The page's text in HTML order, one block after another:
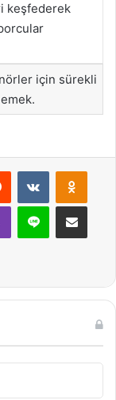
keşfederek
için sürekli
Reddit VKontakte
Viber Line E-Posta ile